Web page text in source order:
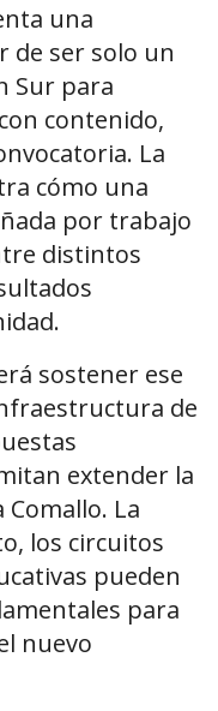
una
de ser solo un
Sur para
contenido,
La
cómo una
por trabajo
distintos
sostener ese
de
extender la
La
los circuitos
pueden
para
nuevo